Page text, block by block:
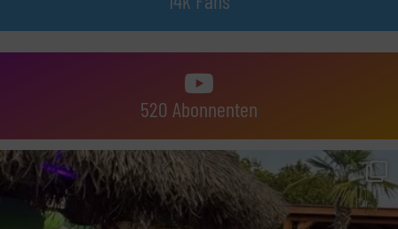
520 Abonnenten